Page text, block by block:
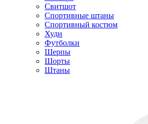
Свитшот
Спортивные штаны
Спортивный костюм
Худи
Футболки
Шерпы
Шорты
Штаны